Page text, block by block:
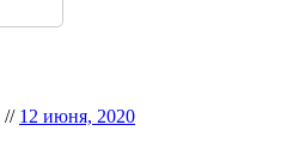
// 12 июня, 2020